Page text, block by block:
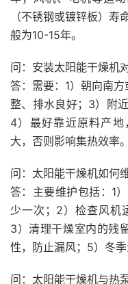
（不锈钢或镀锌板）
般为10-15年。
问：安装太阳能干燥机
答：需要：1）朝向南
整、排水良好；3）附
4）最好靠近原料产
大，否则影响集热效率。
问：太阳能干燥机如何
答：主要维护包括：1
少一次；2）检查风机
3）清理干燥室内的残
性，防止漏风；5）冬季
问：太阳能干燥机与热